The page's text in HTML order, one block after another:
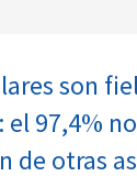
son
el 97,4%
de otras